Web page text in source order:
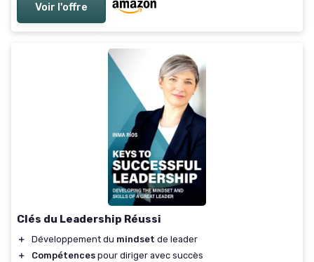
Voir l'offre
Clés du Leadership Réussi
＋ Développement du mindset de leader
＋
Compétences pour diriger avec succès